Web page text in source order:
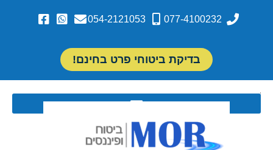
077-4100232
054-2121053
בדיקת ביטוחי פרט בחינם!